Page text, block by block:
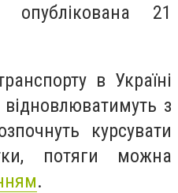
опублікована 21
в Україні
з
курсувати
потяги можна
.